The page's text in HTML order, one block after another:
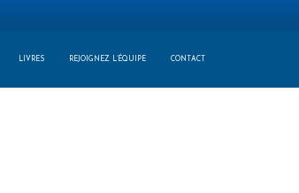
LIVRES REJOIGNEZ L’ÉQUIPE CONTACT